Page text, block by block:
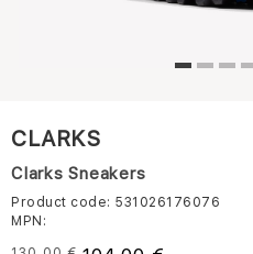
CLARKS
Clarks Sneakers
Product code: 531026176076
MPN: